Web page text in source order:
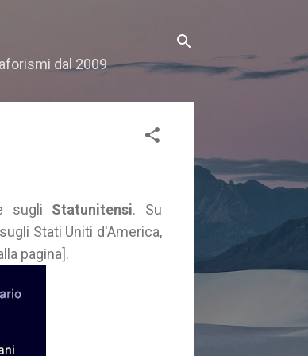
dal 2009
sugli Statunitensi. Su
Stati Uniti d'America,
pagina].